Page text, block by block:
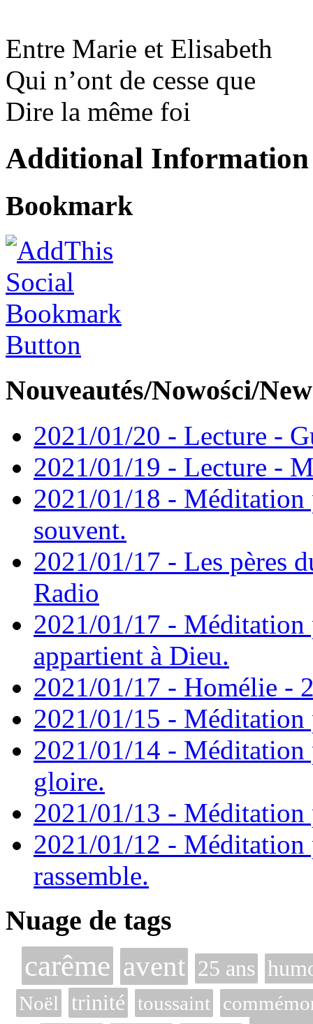
Entre Marie et Elisabeth
Qui n’ont de cesse que
Dire la même foi
Additional Information
Bookmark
Nouveautés/Nowości/
2021/01/20 - Lecture -
2021/01/19 - Lecture -
2021/01/18 - Méditation
souvent.
2021/01/17 - Les pères
Radio
2021/01/17 - Méditation
appartient à Dieu.
2021/01/17 - Homélie -
2021/01/15 - Méditation
2021/01/14 - Méditation
gloire.
2021/01/13 - Méditation
2021/01/12 - Méditation
rassemble.
Nuage de tags
carême avent 25 ans
Noël trinité toussaint